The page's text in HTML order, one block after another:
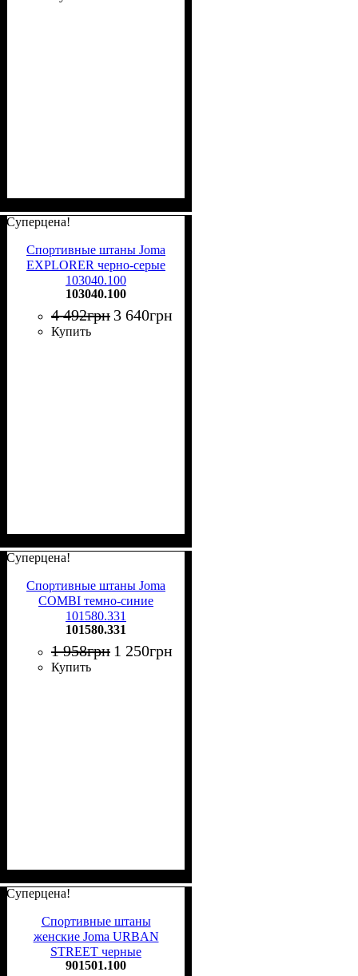
Суперцена!
Спортивные штаны Joma
EXPLORER черно-серые
103040.100
103040.100
4 492грн 3 640грн
Купить
Суперцена!
Спортивные штаны Joma
COMBI темно-синие
101580.331
101580.331
1 958грн 1 250грн
Купить
Суперцена!
Спортивные штаны
женские Joma URBAN
STREET черные
901501.100
901501.100